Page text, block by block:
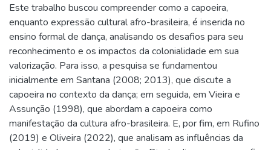
Este trabalho buscou compreender como a capoeira,
enquanto expressão cultural afro-brasileira, é inserida no
ensino formal de dança, analisando os desafios para seu
reconhecimento e os impactos da colonialidade em sua
valorização. Para isso, a pesquisa se fundamentou
inicialmente em Santana (2008; 2013), que discute a
capoeira no contexto da dança; em seguida, em Vieira e
Assunção (1998), que abordam a capoeira como
manifestação da cultura afro-brasileira. E, por fim, em Rufino
(2019) e Oliveira (2022), que analisam as influências da